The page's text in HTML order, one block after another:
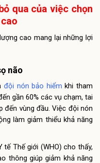
qua của việc chọn
cao mang lại những lợi
não
đội nón bảo hiểm khi tham
gần 60% các vụ chạm, tai
đến vùng đầu. Việc đội nón
làm giảm thiểu khả năng
Thế giới (WHO) cho thấy,
thông giúp giảm khả năng